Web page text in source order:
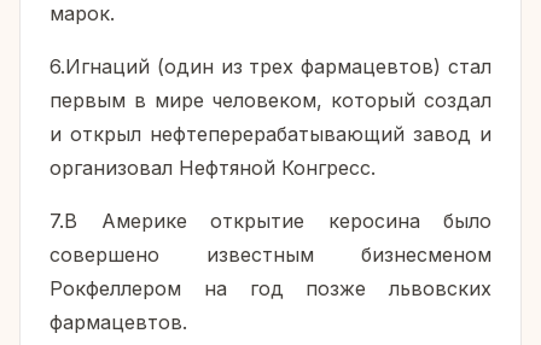
марок.
6.Игнаций (один из трех фармацевтов) стал
первым в мире человеком, который создал
и открыл нефтеперерабатывающий завод и
организовал Нефтяной Конгресс.
7.В Америке открытие керосина было
совершено известным бизнесменом
Рокфеллером на год позже львовских
фармацевтов.